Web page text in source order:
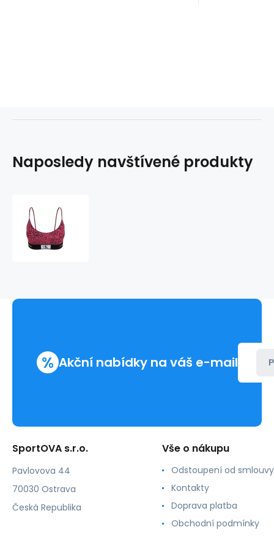
Naposledy navštívené produkty
vzorem
% Akční nabídky na váš e-mail
SportOVA s.r.o.
Pavlovova 44
70030 Ostrava
Česká Republika
Vše o nákupu
Odstoupení od smlouvy
Kontakty
Doprava platba
Obchodní podmínky